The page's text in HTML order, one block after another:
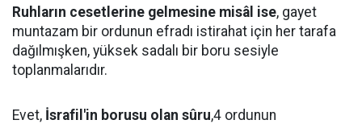
Ruhların cesetlerine gelmesine misâl ise, gayet
muntazam bir ordunun efradı istirahat için her tarafa
dağılmışken, yüksek sadalı bir boru sesiyle
toplanmalarıdır.
Evet, İsrafil'in borusu olan sûru,4 ordunun